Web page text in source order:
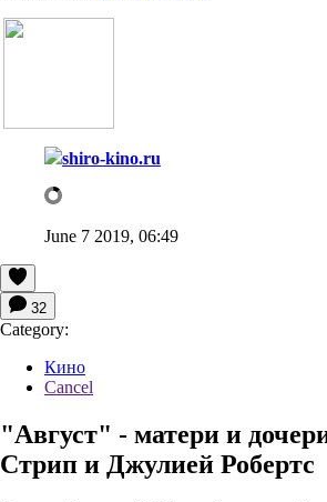
shiro-kino.ru
June 7 2019, 06:49
32
Category:
Кино
Cancel
"Август" - матери и
Стрип и Джулией Робертс